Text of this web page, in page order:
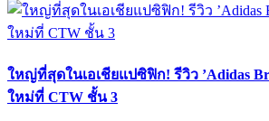
ใหญ่ที่สุดในเอเชียแปซิฟิก! รีวิว ’Adidas
ใหม่ที่ CTW ชั้น 3